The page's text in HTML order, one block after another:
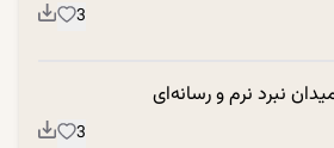
3
نبرد نرم و رسانه‌ای
3